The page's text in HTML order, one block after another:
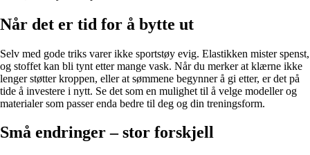
Når det er tid for å bytte ut
Selv med gode triks varer ikke sportstøy evig. Elastikken mister spenst,
og stoffet kan bli tynt etter mange vask. Når du merker at klærne ikke
lenger støtter kroppen, eller at sømmene begynner å gi etter, er det på
tide å investere i nytt. Se det som en mulighet til å velge modeller og
materialer som passer enda bedre til deg og din treningsform.
Små endringer – stor forskjell